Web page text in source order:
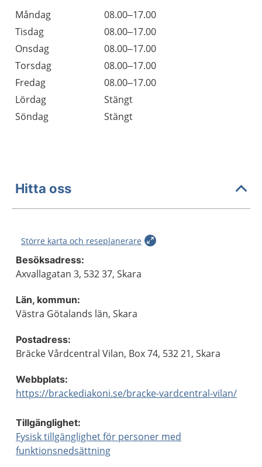
Dag
Öppettider
Kommentarer
Måndag
08.00–17.00
Tisdag
08.00–17.00
Onsdag
08.00–17.00
Torsdag
08.00–17.00
Fredag
08.00–17.00
Lördag
Stängt
Söndag
Stängt
Hitta oss
Större karta och reseplanerare
Besöksadress:
Axvallagatan 3, 532 37, Skara
Län, kommun:
Västra Götalands län, Skara
Postadress:
Bräcke Vårdcentral Vilan, Box 74, 532 21, Skara
Webbplats:
https://brackediakoni.se/bracke-vardcentral-vilan/
Tillgänglighet:
Fysisk tillgänglighet för personer med
funktionsnedsättning